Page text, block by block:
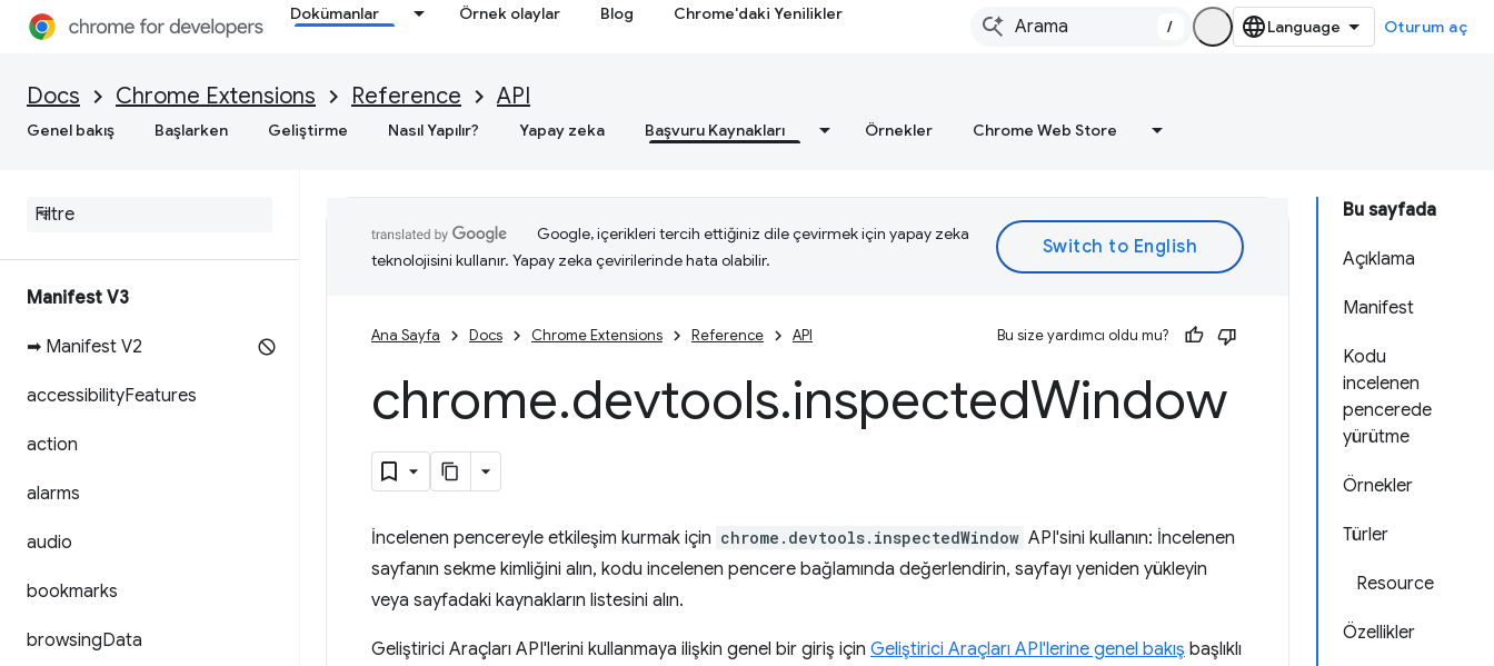
Dokümanlar Örnek olaylar Blog Chrome'daki Yenilikler
/ Oturum aç
Docs Chrome Extensions Reference API
Genel bakış Başlarken Geliştirme Nasıl Yapılır? Yapay zeka Başvuru Kaynakları Örnekler Chrome Web Store
Manifest V3
➡ Manifest V2
accessibilityFeatures
action
alarms
audio
bookmarks
browsingData
Bu sayfada
Açıklama
Manifest
Kodu
incelenen
pencerede
yürütme
Örnekler
Türler
Resource
Özellikler
Google, içerikleri tercih ettiğiniz dile çevirmek için yapay zeka
teknolojisini kullanır. Yapay zeka çevirilerinde hata olabilir.
Ana Sayfa Docs Chrome Extensions Reference API Bu size yardımcı oldu mu?
chrome.devtools.inspectedWindow
İncelenen pencereyle etkileşim kurmak için chrome.devtools.inspectedWindow API'sini kullanın: İncelenen
sayfanın sekme kimliğini alın, kodu incelenen pencere bağlamında değerlendirin, sayfayı yeniden yükleyin
veya sayfadaki kaynakların listesini alın.
Geliştirici Araçları API'lerini kullanmaya ilişkin genel bir giriş için Geliştirici Araçları API'lerine genel bakış başlıklı